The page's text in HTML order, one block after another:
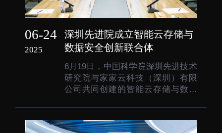
06-24
2025
深圳先进院成立智能云存储与
数据安全创新联合体
6月19日，中国科学院深圳先进技术
研究院与家家云科技（深圳）有限
公司共同创建的智能云存储与数据
域的产学研合作迈入新阶段。深圳